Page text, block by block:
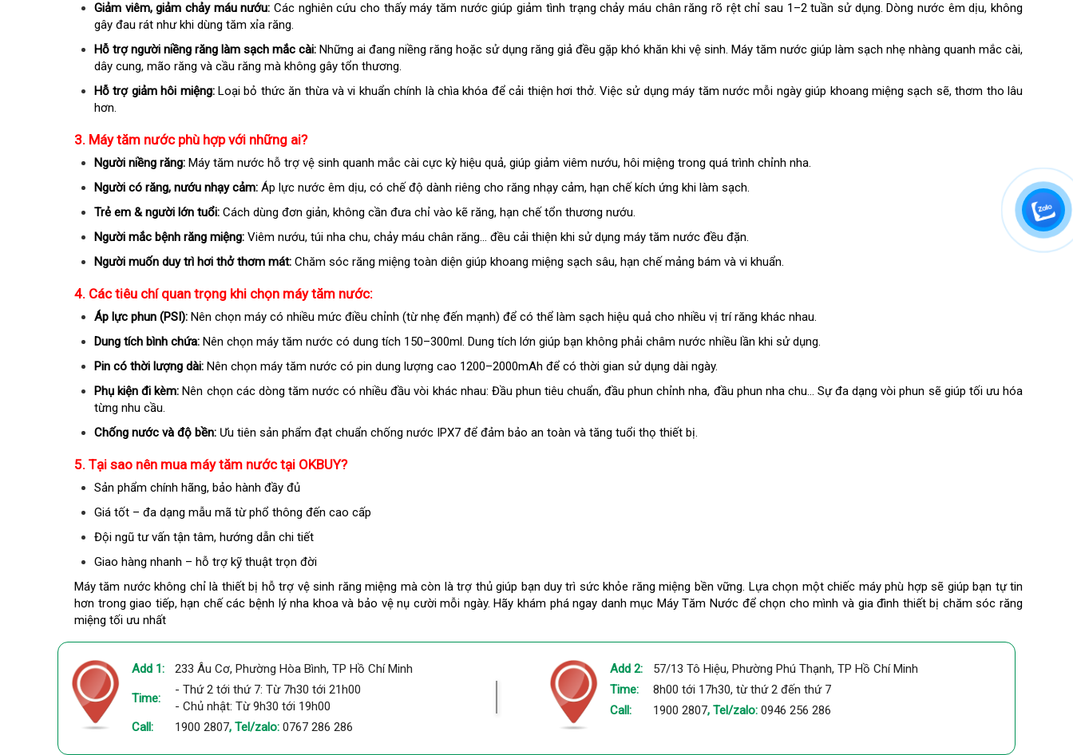
Giảm viêm, giảm chảy máu nướu:Các nghiên cứu cho thấy máy tăm nước giúp giảm tình trạng chảy máu chân răng rõ rệt chỉ sau 1–2 tuần sử dụng. Dòng nước êm dịu, không
gây đau rát như khi dùng tăm xỉa răng.
Hỗ trợ người niềng răng làm sạch mắc cài: Những ai đang niềng răng hoặc sử dụng răng giả đều gặp khó khăn khi vệ sinh. Máy tăm nước giúp làm sạch nhẹ nhàng quanh mắc cài,
dây cung, mão răng và cầu răng mà không gây tổn thương.
Hỗ trợ giảm hôi miệng: Loại bỏ thức ăn thừa và vi khuẩn chính là chìa khóa để cải thiện hơi thở. Việc sử dụng máy tăm nước mỗi ngày giúp khoang miệng sạch sẽ, thơm tho lâu
hơn.
3. Máy tăm nước phù hợp với những ai?
Người niềng răng: Máy tăm nước hỗ trợ vệ sinh quanh mắc cài cực kỳ hiệu quả, giúp giảm viêm nướu, hôi miệng trong quá trình chỉnh nha.
Người có răng, nướu nhạy cảm: Áp lực nước êm dịu, có chế độ dành riêng cho răng nhạy cảm, hạn chế kích ứng khi làm sạch.
Trẻ em & người lớn tuổi: Cách dùng đơn giản, không cần đưa chỉ vào kẽ răng, hạn chế tổn thương nướu.
Người mắc bệnh răng miệng: Viêm nướu, túi nha chu, chảy máu chân răng… đều cải thiện khi sử dụng máy tăm nước đều đặn.
Người muốn duy trì hơi thở thơm mát: Chăm sóc răng miệng toàn diện giúp khoang miệng sạch sâu, hạn chế mảng bám và vi khuẩn.
4. Các tiêu chí quan trọng khi chọn máy tăm nước:
Áp lực phun (PSI): Nên chọn máy có nhiều mức điều chỉnh (từ nhẹ đến mạnh) để có thể làm sạch hiệu quả cho nhiều vị trí răng khác nhau.
Dung tích bình chứa: Nên chọn máy tăm nước có dung tích 150–300ml. Dung tích lớn giúp bạn không phải châm nước nhiều lần khi sử dụng.
Pin có thời lượng dài: Nên chọn máy tăm nước có pin dung lượng cao 1200–2000mAh để có thời gian sử dụng dài ngày.
Phụ kiện đi kèm: Nên chọn các dòng tăm nước có nhiều đầu vòi khác nhau: Đầu phun tiêu chuẩn, đầu phun chỉnh nha, đầu phun nha chu… Sự đa dạng vòi phun sẽ giúp tối ưu hóa
từng nhu cầu.
Chống nước và độ bền: Ưu tiên sản phẩm đạt chuẩn chống nước IPX7 để đảm bảo an toàn và tăng tuổi thọ thiết bị.
5. Tại sao nên mua máy tăm nước tại OKBUY?
Sản phẩm chính hãng, bảo hành đầy đủ
Giá tốt – đa dạng mẫu mã từ phổ thông đến cao cấp
Đội ngũ tư vấn tận tâm, hướng dẫn chi tiết
Giao hàng nhanh – hỗ trợ kỹ thuật trọn đời
Máy tăm nước không chỉ là thiết bị hỗ trợ vệ sinh răng miệng mà còn là trợ thủ giúp bạn duy trì sức khỏe răng miệng bền vững. Lựa chọn một chiếc máy phù hợp sẽ giúp bạn tự tin
hơn trong giao tiếp, hạn chế các bệnh lý nha khoa và bảo vệ nụ cười mỗi ngày. Hãy khám phá ngay danh mục Máy Tăm Nước để chọn cho mình và gia đình thiết bị chăm sóc răng
miệng tối ưu nhất
Add 1: 233 Âu Cơ, Phường Hòa Bình, TP Hồ Chí Minh
Time:
- Thứ 2 tới thứ 7: Từ 7h30 tới 21h00
- Chủ nhật: Từ 9h30 tới 19h00
Call:
1900 2807, Tel/zalo: 0767 286 286
Add 2:
57/13 Tô Hiệu, Phường Phú Thạnh, TP Hồ Chí Minh
Time:
8h00 tới 17h30, từ thứ 2 đến thứ 7
Call:
1900 2807, Tel/zalo: 0946 256 286